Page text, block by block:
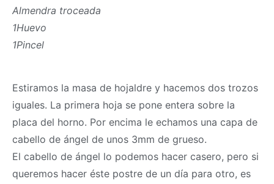
Almendra troceada
1Huevo
1Pincel
Estiramos la masa de hojaldre y hacemos dos trozos
iguales. La primera hoja se pone entera sobre la
placa del horno. Por encima le echamos una capa de
cabello de ángel de unos 3mm de grueso.
El cabello de ángel lo podemos hacer casero, pero si
queremos hacer éste postre de un día para otro, es